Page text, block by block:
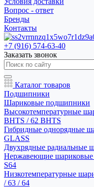
Вопрос - ответ
Бренды
Контакты
+7 (916) 574-63-40
Заказать звонок
Каталог товаров
Подшипники
Шариковые подшипники
Высокотемпературные
BHTS / 62 BHTS
Гибридные однорядные
GLASS
Двухрядные радиальные
Нержавеющие шариковые
S64
Низкотемпературные
/ 63 / 64